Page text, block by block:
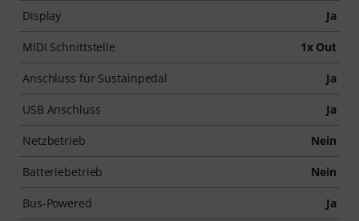
Display Ja
MIDI Schnittstelle 1x Out
Anschluss für Sustainpedal Ja
USB Anschluss Ja
Netzbetrieb Nein
Batteriebetrieb Nein
Bus-Powered Ja